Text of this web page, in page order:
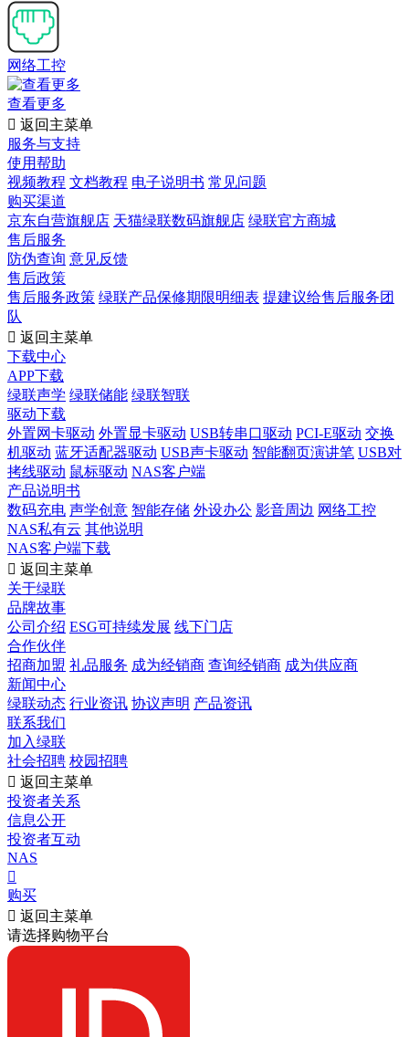
网络工控
查看更多
 返回主菜单
服务与支持
使用帮助
视频教程 文档教程 电子说明书 常见问题
购买渠道
京东自营旗舰店 天猫绿联数码旗舰店 绿联官方商城
售后服务
防伪查询 意见反馈
售后政策
售后服务政策 绿联产品保修期限明细表 提建议给售后服务团
队
 返回主菜单
下载中心
APP下载
绿联声学 绿联储能 绿联智联
驱动下载
外置网卡驱动 外置显卡驱动 USB转串口驱动 PCI-E驱动 交换
机驱动 蓝牙适配器驱动 USB声卡驱动 智能翻页演讲笔 USB对
拷线驱动 鼠标驱动 NAS客户端
产品说明书
数码充电 声学创意 智能存储 外设办公 影音周边 网络工控
NAS私有云 其他说明
NAS客户端下载
 返回主菜单
关于绿联
品牌故事
公司介绍 ESG可持续发展 线下门店
合作伙伴
招商加盟 礼品服务 成为经销商 查询经销商 成为供应商
新闻中心
绿联动态 行业资讯 协议声明 产品资讯
联系我们
加入绿联
社会招聘 校园招聘
 返回主菜单
投资者关系
信息公开
投资者互动
NAS

购买
 返回主菜单
请选择购物平台